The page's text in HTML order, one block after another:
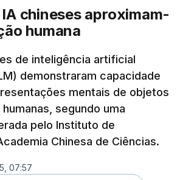
chineses aproximam-
humana
de inteligência artificial
demonstraram capacidade
mentais de objetos
segundo uma
pelo Instituto de
Chinesa de Ciências.
07:57